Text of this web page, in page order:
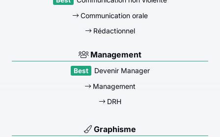
Communication orale
Rédactionnel
Management
Devenir Manager
Management
DRH
Graphisme